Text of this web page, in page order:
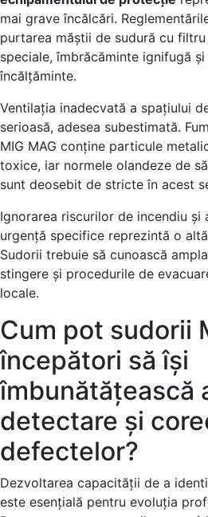
mai grave încălcări.
purtarea măștii de sudură cu
speciale, îmbrăcăminte ignifugă
încălțăminte.
Ventilația inadecvată a spațiului
serioasă, adesea subestimată.
MIG MAG conține particule
toxice, iar normele olandeze de
sunt deosebit de stricte în acest
Ignorarea riscurilor de incendiu și
urgență specifice reprezintă o
Sudorii trebuie să cunoască
stingere și procedurile de
locale.
Cum pot sudorii
începători să își
îmbunătățească
detectare și
defectelor?
Dezvoltarea capacității de a
este esențială pentru evoluția